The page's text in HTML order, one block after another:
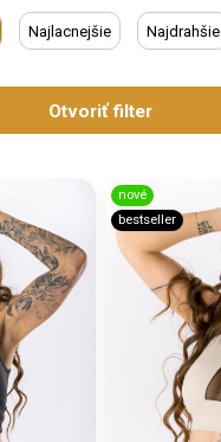
Najlacnejšie Najdrahšie
Otvoriť filter
nové
bestseller